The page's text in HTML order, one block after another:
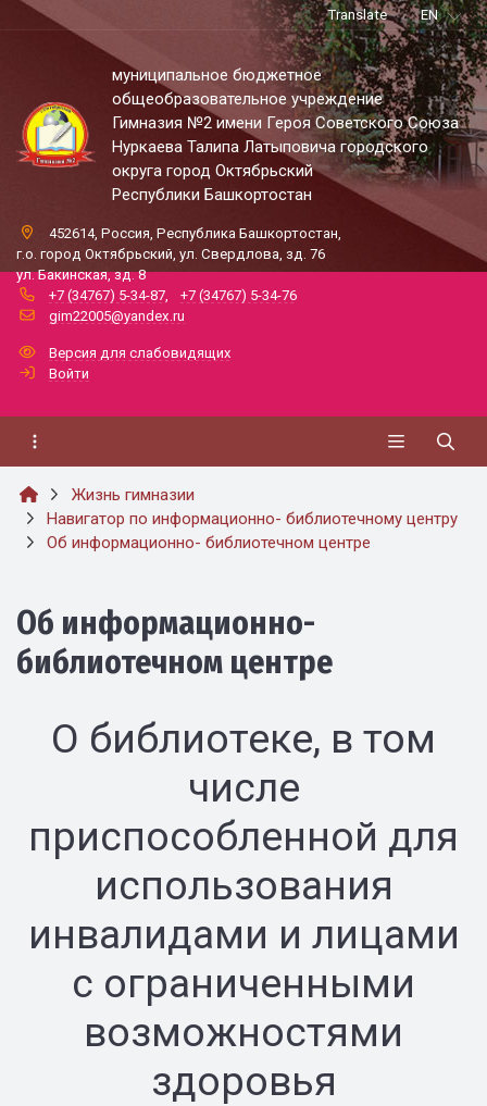
Translate EN
муниципальное бюджетное
общеобразовательное учреждение
Гимназия №2 имени Героя Советского Союза
Нуркаева Талипа Латыповича городского
округа город Октябрьский
Республики Башкортостан
452614, Россия, Республика Башкортостан,
г.о. город Октябрьский, ул. Свердлова, зд. 76
ул. Бакинская, зд. 8
+7 (34767) 5-34-87
+7 (34767) 5-34-76
gim22005@yandex.ru
Версия для слабовидящих
Войти
Жизнь гимназии
Навигатор по информационно- библиотечному центру
Об информационно- библиотечном центре
Об информационно-
библиотечном центре
О библиотеке, в том
числе
приспособленной для
использования
инвалидами и лицами
с ограниченными
возможностями
здоровья